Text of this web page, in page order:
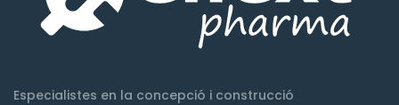
Especialistes en la concepció i construcció